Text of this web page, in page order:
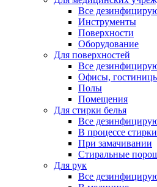
Все
Инструменты
Поверхности
Оборудование
Для поверхностей
Все
Офисы,
Полы
Помещения
Для стирки белья
Все
В процессе стирки
При замачивании
Стиральные
Для рук
Все